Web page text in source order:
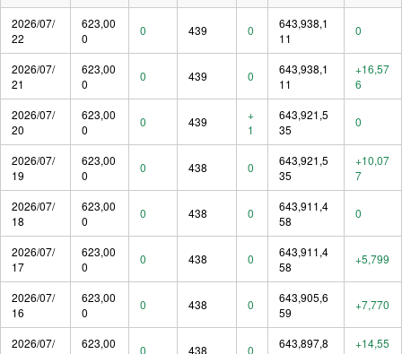
2026/07/
22
623,00
0
0 439 0
643,938,1
11
0
2026/07/
21
623,00
0
0 439 0
643,938,1
11
+16,57
6
2026/07/
20
623,00
0
0 439
+
1
643,921,5
35
0
2026/07/
19
623,00
0
0 438 0
643,921,5
35
+10,07
7
2026/07/
18
623,00
0
0 438 0
643,911,4
58
0
2026/07/
17
623,00
0
0 438 0
643,911,4
58
+5,799
2026/07/
16
623,00
0
0 438 0
643,905,6
59
+7,770
2026/07/
623,00
0 438 0
643,897,8
+14,55